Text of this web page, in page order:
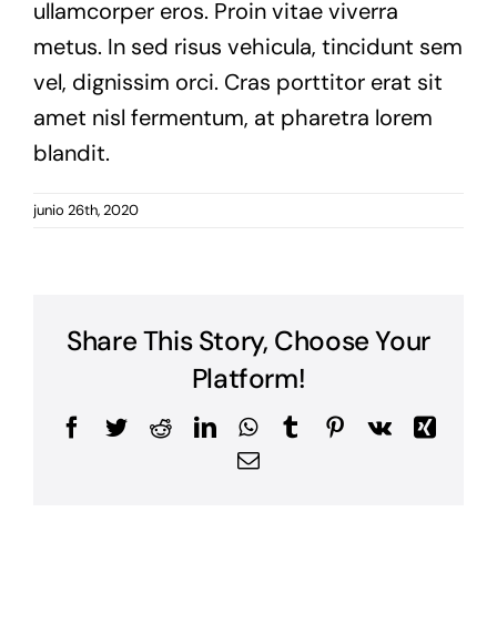
ullamcorper eros. Proin vitae viverra
metus. In sed risus vehicula, tincidunt sem
vel, dignissim orci. Cras porttitor erat sit
amet nisl fermentum, at pharetra lorem
blandit.
junio 26th, 2020
Share This Story, Choose Your
Platform!
Facebook
TwitterRedditLinkedInWhatsApp
TumblrPinterest
Vk
Xing
Correo